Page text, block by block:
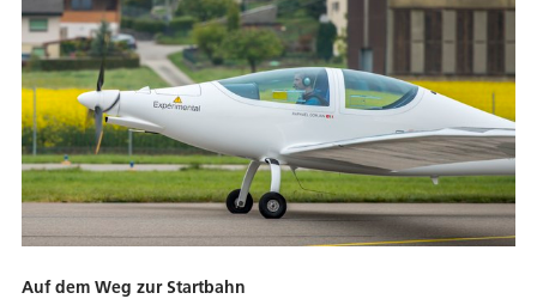
Auf dem Weg zur Startbahn